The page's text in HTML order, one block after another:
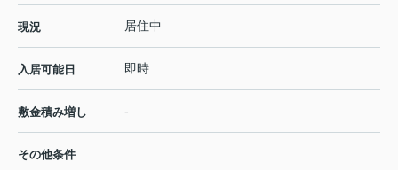
現況 居住中
入居可能日 即時
敷金積み増し -
その他条件